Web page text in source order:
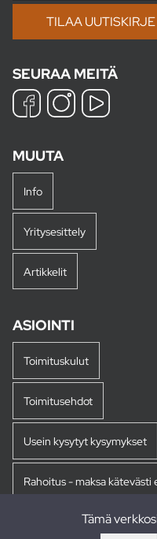
SEURAA MEITÄ
MUUTA
Info
Yritysesittely
Artikkelit
ASIOINTI
Toimituskulut
Toimitusehdot
Usein kysytyt kysymykset
Rahoitus - maksa kätevästi
Tämä